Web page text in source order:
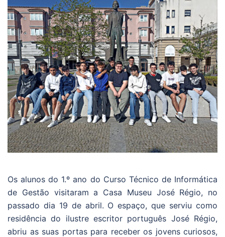
Os alunos do 1.º ano do Curso Técnico de Informática
de Gestão visitaram a Casa Museu José Régio, no
passado dia 19 de abril. O espaço, que serviu como
residência do ilustre escritor português José Régio,
abriu as suas portas para receber os jovens curiosos,